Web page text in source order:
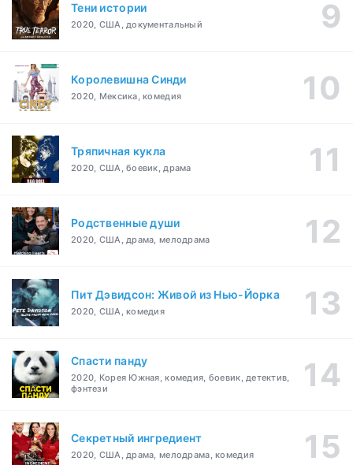
Тени истории
2020, США, документальный
Королевишна Синди
2020, Мексика, комедия
Тряпичная кукла
2020, США, боевик, драма
Родственные души
2020, США, драма, мелодрама
Пит Дэвидсон: Живой из Нью-Йорка
2020, США, комедия
Спасти панду
2020, Корея Южная, комедия, боевик, детектив,
фэнтези
Секретный ингредиент
2020, США, драма, мелодрама, комедия